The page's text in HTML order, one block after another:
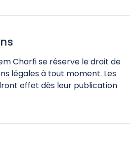
Charfi se réserve le droit de
légales à tout moment. Les
effet dès leur publication